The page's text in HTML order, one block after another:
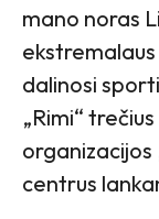
mano noras
dalinosi
„Rimi“
organizacijos
centrus